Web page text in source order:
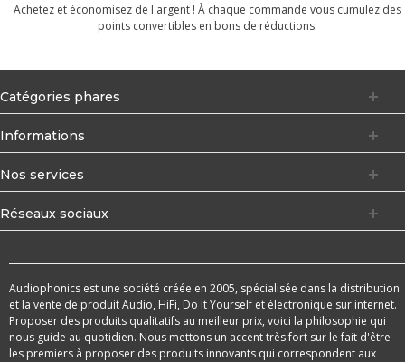
Achetez et économisez de l'argent ! À chaque commande vous cumulez des
points convertibles en bons de réductions.
Catégories phares
Informations
Nos services
Réseaux sociaux
Audiophonics est une société créée en 2005, spécialisée dans la distribution
et la vente de produit Audio, HiFi, Do It Yourself et électronique sur internet.
Proposer des produits qualitatifs au meilleur prix, voici la philosophie qui
nous guide au quotidien. Nous mettons un accent très fort sur le fait d'être
les premiers à proposer des produits innovants qui correspondent aux